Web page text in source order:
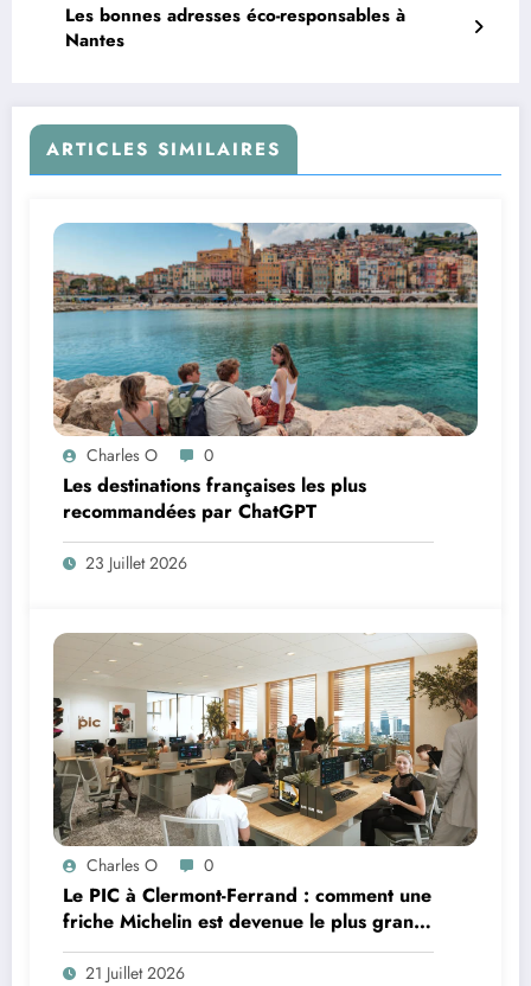
Les bonnes adresses éco-responsables à
Nantes
ARTICLES SIMILAIRES
Charles O 0
Les destinations françaises les plus
recommandées par ChatGPT
23 Juillet 2026
Charles O 0
Le PIC à Clermont-Ferrand : comment une
friche Michelin est devenue le plus grand
coworking de France ?
21 Juillet 2026